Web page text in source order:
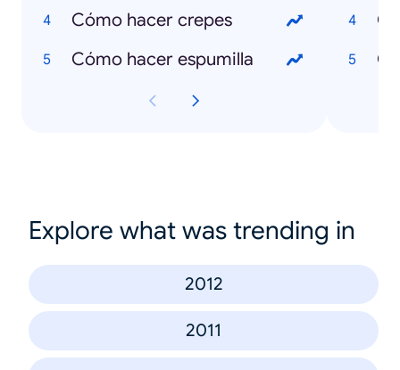
Cómo hacer crepes
Cómo hacer espumilla
Explore what was trending in
2012
2011